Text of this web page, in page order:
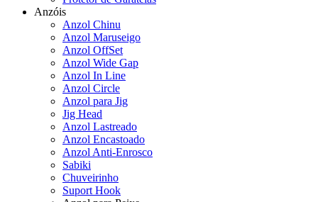
Anzóis
Anzol Chinu
Anzol Maruseigo
Anzol OffSet
Anzol Wide Gap
Anzol In Line
Anzol Circle
Anzol para Jig
Jig Head
Anzol Lastreado
Anzol Encastoado
Anzol Anti-Enrosco
Sabiki
Chuveirinho
Suport Hook